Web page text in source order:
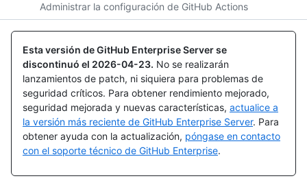
Administrar la configuración de GitHub Actions
Esta versión de GitHub Enterprise Server se
discontinuó el 2026-04-23. No se realizarán
lanzamientos de patch, ni siquiera para problemas de
seguridad críticos. Para obtener rendimiento mejorado,
seguridad mejorada y nuevas características, actualice a
la versión más reciente de GitHub Enterprise Server. Para
obtener ayuda con la actualización, póngase en contacto
con el soporte técnico de GitHub Enterprise.